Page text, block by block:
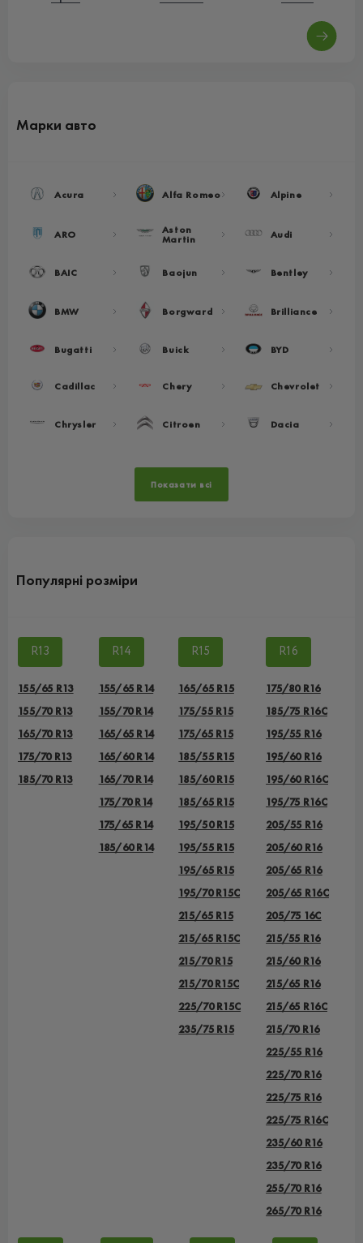
Марки авто
Acura Alfa Romeo Alpine
ARO Aston
Martin Audi
BAIC Baojun Bentley
BMW Borgward Brilliance
Bugatti Buick BYD
Cadillac Chery Chevrolet
Chrysler Citroen Dacia
Показати всі
Популярні розміри
R13
155/65 R13
155/70 R13
165/70 R13
175/70 R13
185/70 R13
R14
155/65 R14
155/70 R14
165/65 R14
165/60 R14
165/70 R14
175/70 R14
175/65 R14
185/60 R14
R15
165/65 R15
175/55 R15
175/65 R15
185/55 R15
185/60 R15
185/65 R15
195/50 R15
195/55 R15
195/65 R15
195/70 R15C
215/65 R15
215/65 R15C
215/70 R15
215/70 R15C
225/70 R15C
235/75 R15
R16
175/80 R16
185/75 R16C
195/55 R16
195/60 R16
195/60 R16C
195/75 R16C
205/55 R16
205/60 R16
205/65 R16
205/65 R16C
205/75 16C
215/55 R16
215/60 R16
215/65 R16
215/65 R16C
215/70 R16
225/55 R16
225/70 R16
225/75 R16
225/75 R16С
235/60 R16
235/70 R16
255/70 R16
265/70 R16